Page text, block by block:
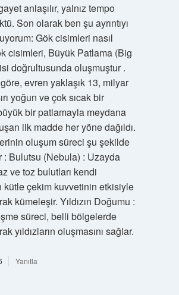
anlaşılır, yalnız tempo
Son olarak ben şu ayrıntıyı
Gök cisimleri nasıl
cisimleri, Büyük Patlama (Big
doğrultusunda oluşmuştur .
evren yaklaşık 13, milyar
yoğun ve çok sıcak bir
bir patlamayla meydana
ilk madde her yöne dağıldı.
oluşum süreci şu şekilde
: Bulutsu (Nebula) : Uzayda
ve toz bulutları kendi
kütle çekim kuvvetinin etkisiyle
kümeleşir. Yıldızın Doğumu :
süreci, belli bölgelerde
yıldızların oluşmasını sağlar.
Yanıtla